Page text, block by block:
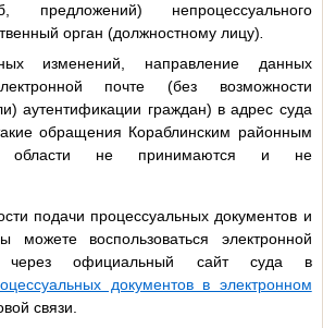
предложений) непроцессуального
орган (должностному лицу).
изменений, направление данных
почте (без возможности
аутентификации граждан) в адрес суда
обращения Кораблинским районным
области не принимаются и не
подачи процессуальных документов и
воспользоваться электронной
через официальный сайт суда в
документов в электронном
связи.